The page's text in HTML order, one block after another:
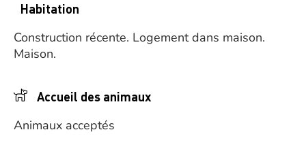
Habitation
Construction récente. Logement dans maison.
Maison.
Accueil des animaux
Animaux acceptés